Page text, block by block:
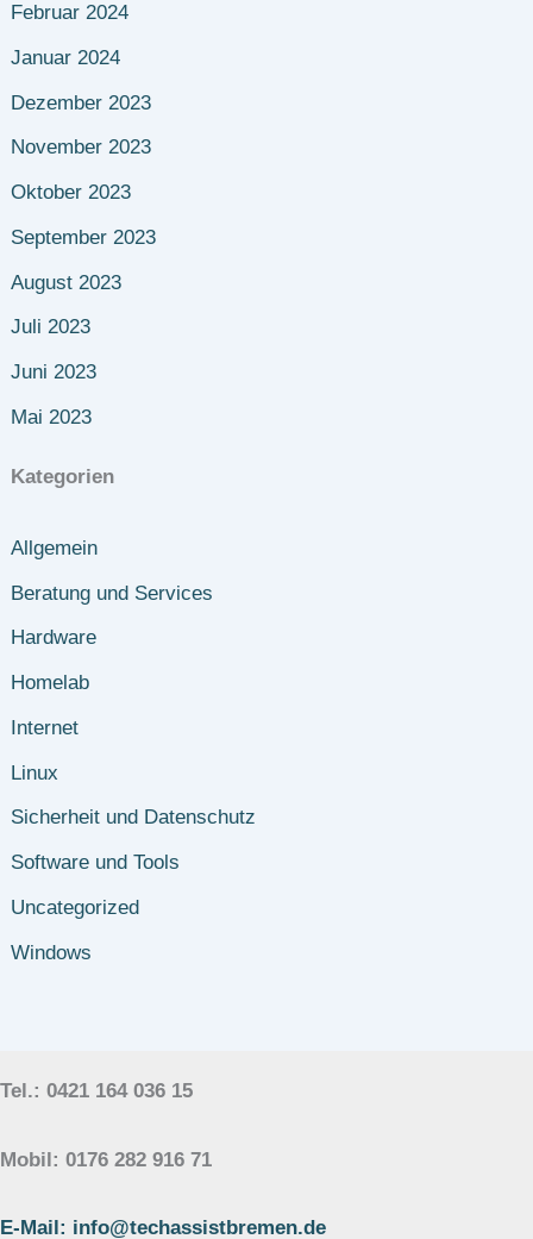
Februar 2024
Januar 2024
Dezember 2023
November 2023
Oktober 2023
September 2023
August 2023
Juli 2023
Juni 2023
Mai 2023
Kategorien
Allgemein
Beratung und Services
Hardware
Homelab
Internet
Linux
Sicherheit und Datenschutz
Software und Tools
Uncategorized
Windows
Tel.: 0421 164 036 15
Mobil: 0176 282 916 71
E-Mail: info@techassistbremen.de